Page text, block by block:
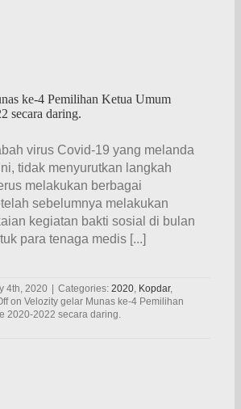
ke-4 Pemilihan Ketua Umum
secara daring.
virus Covid-19 yang melanda
tidak menyurutkan langkah
melakukan berbagai
sebelumnya melakukan
kegiatan bakti sosial di bulan
para tenaga medis [...]
4th, 2020 Categories: 2020, Kopdar,
on Velozity gelar Munas ke-4 Pemilihan
2020-2022 secara daring.